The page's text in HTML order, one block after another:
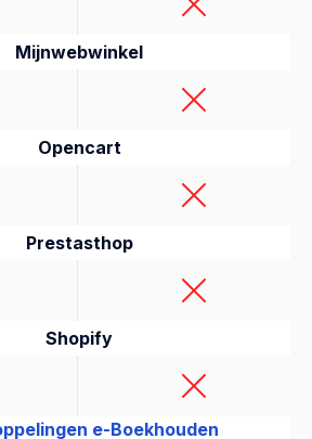
Mijnwebwinkel
Opencart
Prestasthop
Shopify
e-Boekhouden